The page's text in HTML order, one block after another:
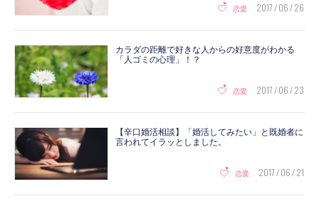
恋愛 2017 / 06 / 26
カラダの距離で好きな人からの好意度がわかる
「人ゴミの心理」！？
恋愛 2017 / 06 / 23
【辛口婚活相談】「婚活してみたい」と既婚者に
言われてイラッとしました。
恋愛 2017 / 06 / 21